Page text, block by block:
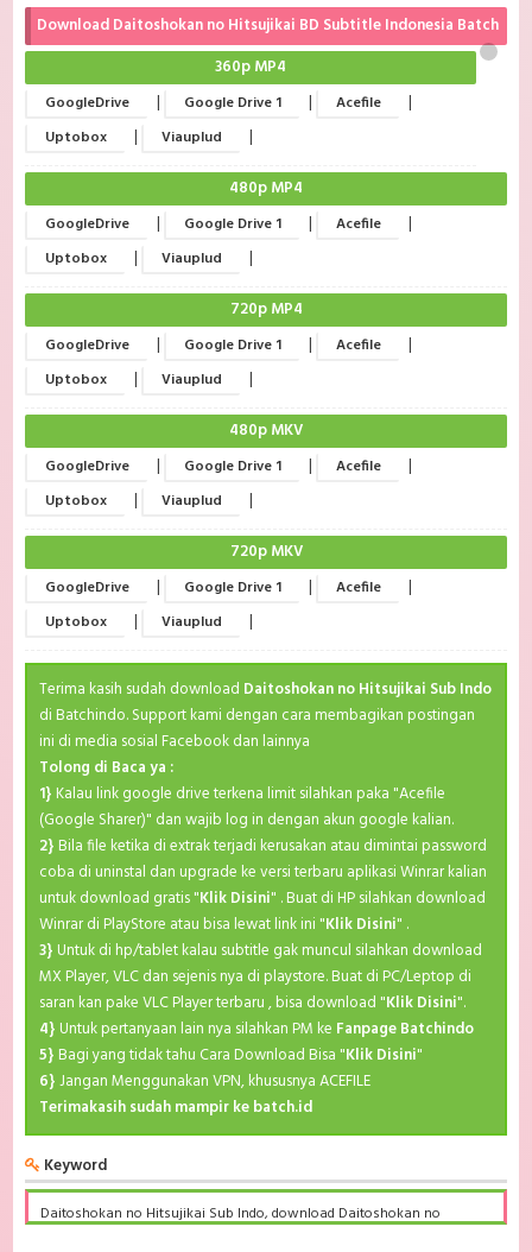
Download Daitoshokan no Hitsujikai BD Subtitle Indonesia Batch
360p MP4
GoogleDrive | Google Drive 1 | Acefile |
Uptobox | Viauplud |
480p MP4
GoogleDrive | Google Drive 1 | Acefile |
Uptobox | Viauplud |
720p MP4
GoogleDrive | Google Drive 1 | Acefile |
Uptobox | Viauplud |
480p MKV
GoogleDrive | Google Drive 1 | Acefile |
Uptobox | Viauplud |
720p MKV
GoogleDrive | Google Drive 1 | Acefile |
Uptobox | Viauplud |
Terima kasih sudah download Daitoshokan no Hitsujikai Sub Indo
di Batchindo. Support kami dengan cara membagikan postingan
ini di media sosial Facebook dan lainnya
Tolong di Baca ya :
1} Kalau link google drive terkena limit silahkan paka "Acefile
(Google Sharer)" dan wajib log in dengan akun google kalian.
2} Bila file ketika di extrak terjadi kerusakan atau dimintai password
coba di uninstal dan upgrade ke versi terbaru aplikasi Winrar kalian
untuk download gratis "Klik Disini" . Buat di HP silahkan download
Winrar di PlayStore atau bisa lewat link ini "Klik Disini" .
3} Untuk di hp/tablet kalau subtitle gak muncul silahkan download
MX Player, VLC dan sejenis nya di playstore. Buat di PC/Leptop di
saran kan pake VLC Player terbaru , bisa download "Klik Disini".
4} Untuk pertanyaan lain nya silahkan PM ke Fanpage Batchindo
5} Bagi yang tidak tahu Cara Download Bisa "Klik Disini"
6}Jangan Menggunakan VPN, khususnya ACEFILE
Terimakasih sudah mampir ke batch.id
Keyword
Daitoshokan no Hitsujikai Sub Indo, download Daitoshokan no
Hitsujikai Sub Indo Batch, Daitoshokan no Hitsujikai BD Subtitle